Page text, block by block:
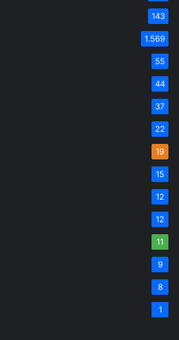
143
1.569
55
44
37
22
19
15
12
12
11
9
8
1